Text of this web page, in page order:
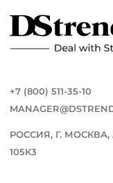
+7 (800) 511-35-10
РОССИЯ, Г.
105К3